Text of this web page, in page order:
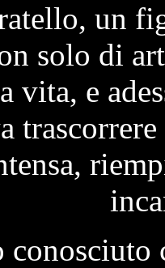
un
solo di
vita, e
conosciuto